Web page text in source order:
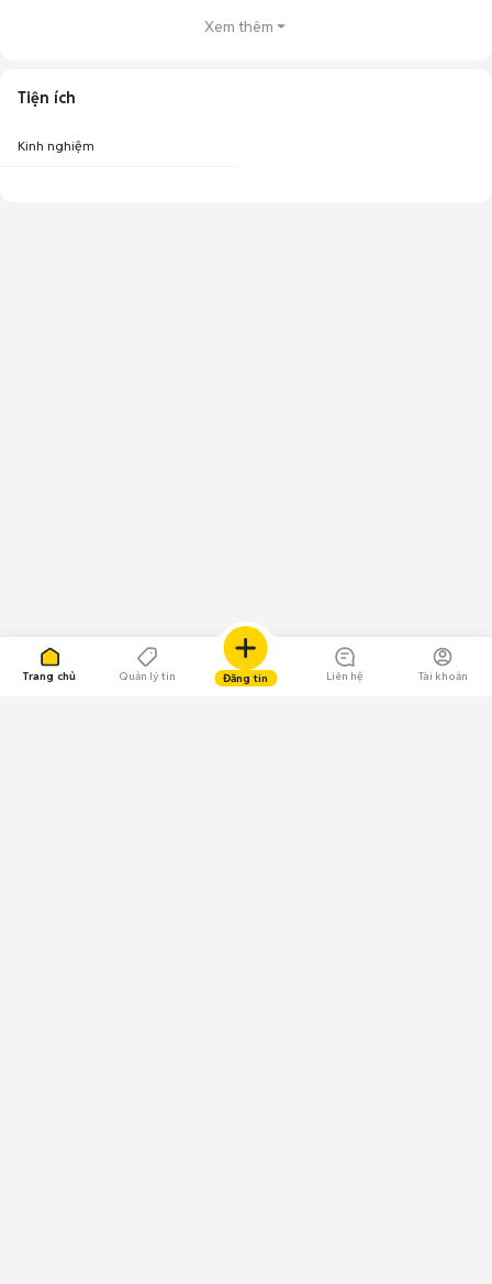
Trang chủ Quản lý tin Đăng tin Liên hệ Tài khoản
Xem thêm
Tiện ích
Kinh nghiệm